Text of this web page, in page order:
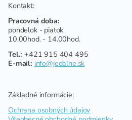
Kontakt:
Pracovná doba:
pondelok - piatok
10.00hod. - 14.00hod.
Tel.: +421 915 404 495
E-mail: info@jedalne.sk
Základné informácie:
Ochrana osobných údajov